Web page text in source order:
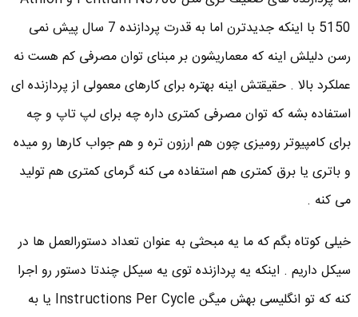
5150 با اینکه جدیدترن اما به قدرت پردازنده 7 سال پیش نمی
رسن دلیلش اینه که معماریشون بر مبنای توان مصرفی کم هست نه
عملکرد بالا . حقیقتش اینه بهتره برای کارهای معمولی از پردازنده ای
استفاده بشه که توان مصرفی کمتری داره چه برای لپ تاپ و چه
برای کامپیوتر رومیزی چون هم ارزون تره و هم جواب کارها رو میده
و باتری یا برق کمتری هم استفاده می کنه گرمای کمتری هم تولید
می کنه .
خیلی کوتاه بگم که ما یه مبحثی به عنوان تعداد دستورالعمل ها در
سیکل داریم . اینکه یه پردازنده توی یه سیکل چندتا دستور رو اجرا
کنه که تو انگلیسی بهش میگن Instructions Per Cycle یا به